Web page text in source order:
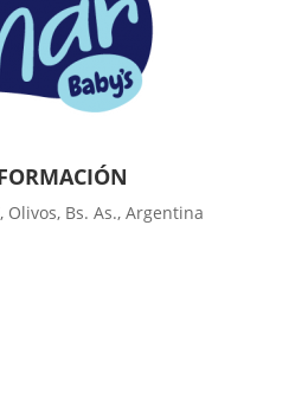
Olivos, Bs. As., Argentina